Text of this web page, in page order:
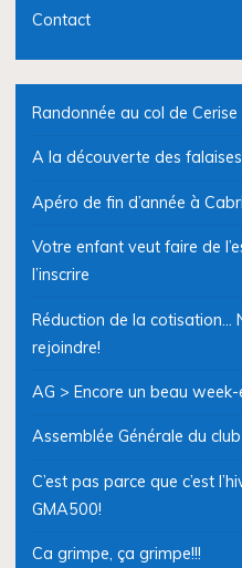
Contact
Randonnée au col de Cerise
A la découverte des
Apéro de fin d’année à
Votre enfant veut faire de
l’inscrire
Réduction de la cotisation…
rejoindre!
AG > Encore un beau week-
Assemblée Générale du club
C’est pas parce que c’est
GMA500!
Ca grimpe, ça grimpe!!!